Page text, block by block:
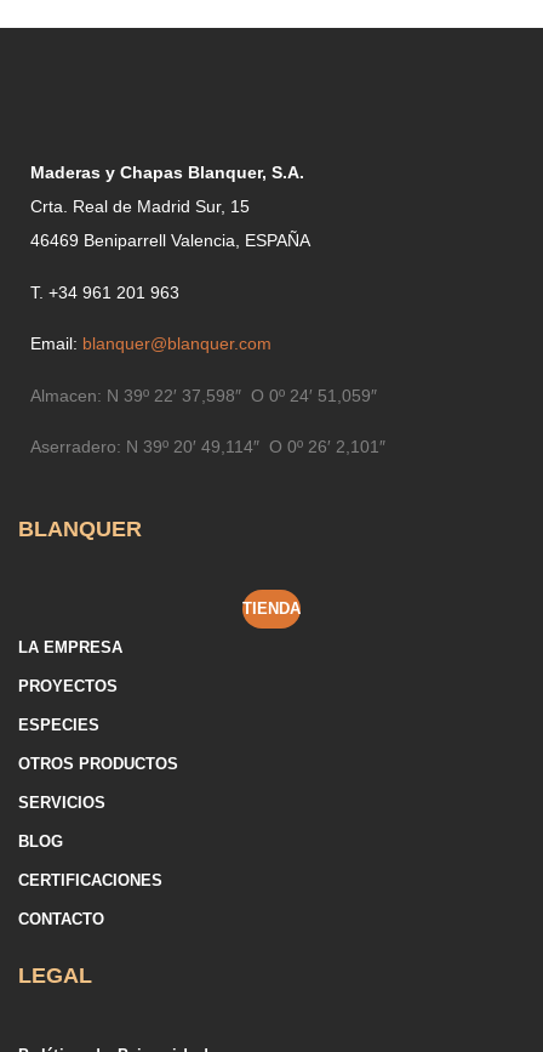
Maderas y Chapas Blanquer, S.A.
Crta. Real de Madrid Sur, 15
46469 Beniparrell Valencia, ESPAÑA
T. +34 961 201 963
Email: blanquer@blanquer.com
Almacen: N 39º 22′ 37,598″ O 0º 24′ 51,059″
Aserradero: N 39º 20′ 49,114″ O 0º 26′ 2,101″
BLANQUER
TIENDA
LA EMPRESA
PROYECTOS
ESPECIES
OTROS PRODUCTOS
SERVICIOS
BLOG
CERTIFICACIONES
CONTACTO
LEGAL